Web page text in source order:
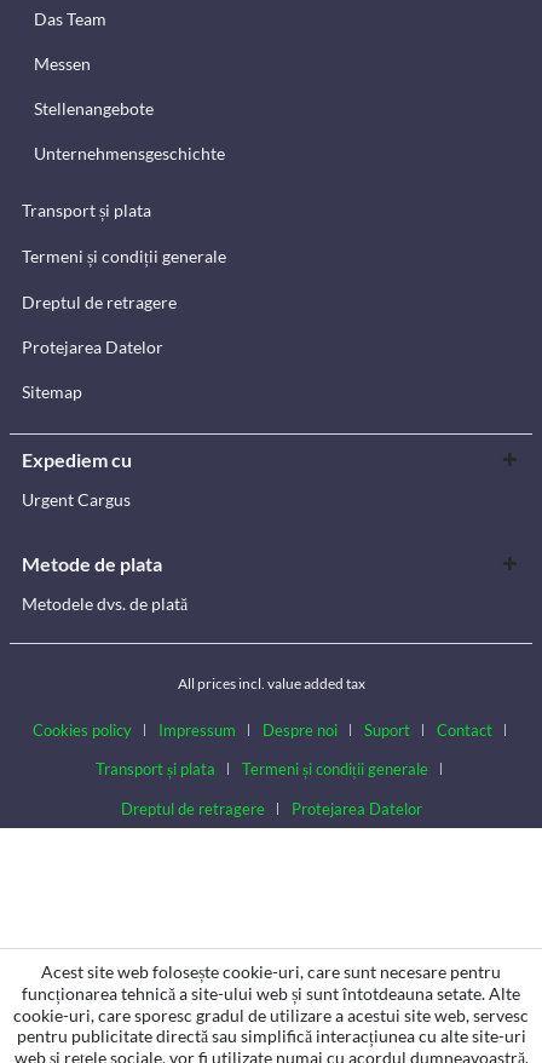
Das Team
Messen
Stellenangebote
Unternehmensgeschichte
Transport și plata
Termeni și condiții generale
Dreptul de retragere
Protejarea Datelor
Sitemap
Expediem cu
Urgent Cargus
Metode de plata
Metodele dvs. de plată
All prices incl. value added tax
Cookies policy Impressum Despre noi Suport
Contact
Transport și plata
Termeni și condiții generale
Dreptul de retragere Protejarea Datelor
Acest site web folosește cookie-uri, care sunt necesare pentru
funcționarea tehnică a site-ului web și sunt întotdeauna setate. Alte
cookie-uri, care sporesc gradul de utilizare a acestui site web, servesc
pentru publicitate directă sau simplifică interacțiunea cu alte site-uri
web și rețele sociale, vor fi utilizate numai cu acordul dumneavoastră.